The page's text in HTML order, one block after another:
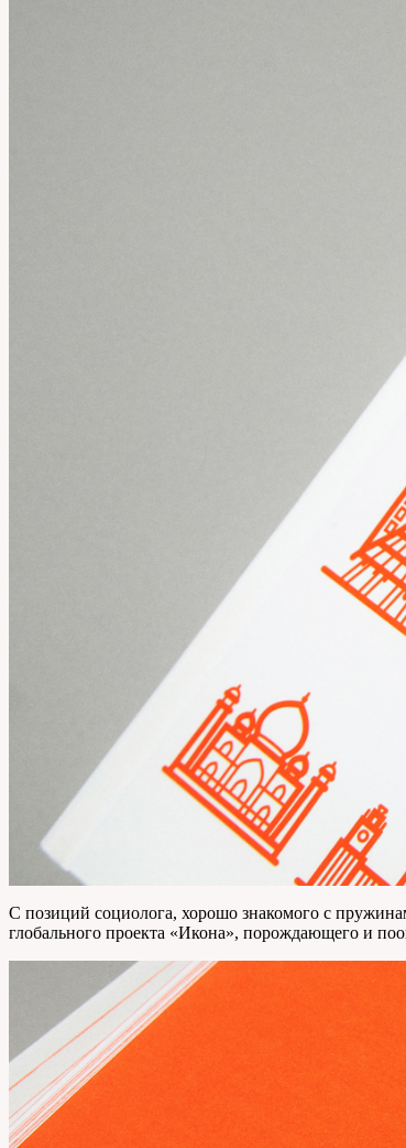
С позиций социолога, хорошо знакомого с
глобального проекта «Икона», порождающего и